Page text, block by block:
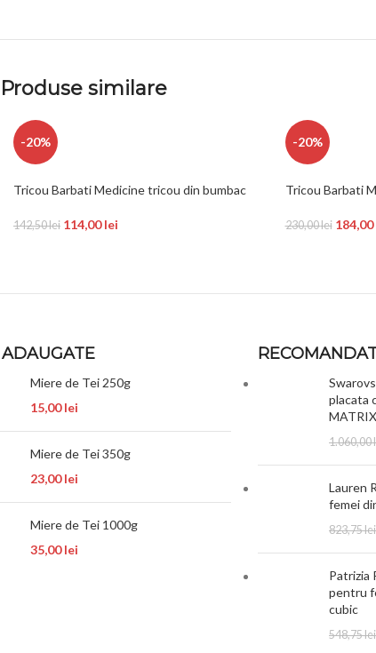
Produse similare
-20%
Tricou Barbati Medicine tricou din bumbac
142,50lei 114,00lei
-20%
Tricou Barbati
230,00lei 184,00
Miere de Tei 250g
15,00lei
Miere de Tei 350g
23,00lei
Miere de Tei 1000g
35,00lei
placata
MATRIX
1.060,00
Lauren
femei
823,75lei
Patrizia
pentru
cubic
548,75lei